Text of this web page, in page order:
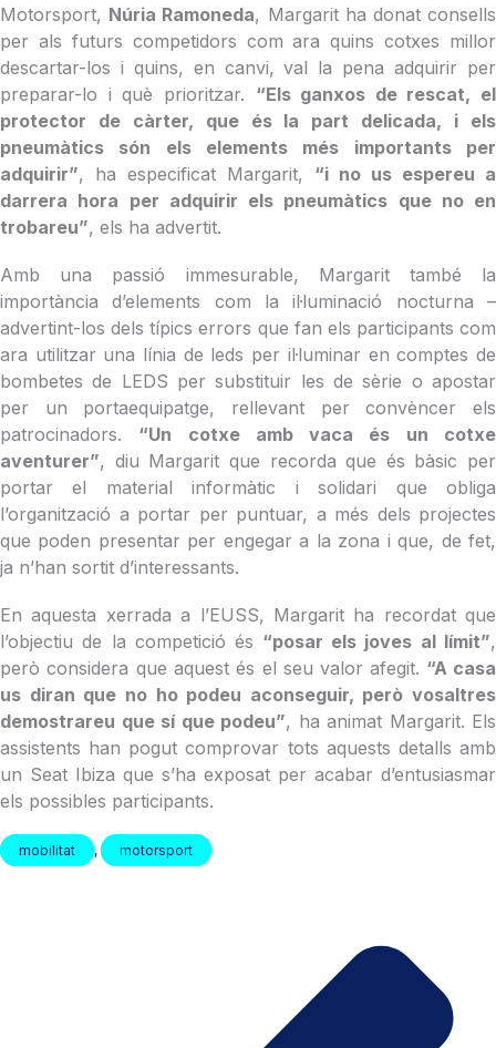
Motorsport, Núria Ramoneda, Margarit ha donat consells
per als futurs competidors com ara quins cotxes millor
descartar-los i quins, en canvi, val la pena adquirir per
preparar-lo i què prioritzar. “Els ganxos de rescat, el
protector de càrter, que és la part delicada, i els
pneumàtics són els elements més importants per
adquirir”, ha especificat Margarit,
“i no us espereu a
darrera hora per adquirir els pneumàtics que no en
trobareu”, els ha advertit.
Amb una passió immesurable, Margarit també la
importància d’elements com la il·luminació nocturna –
advertint-los dels típics errors que fan els participants com
ara utilitzar una línia de leds per il·luminar en comptes de
bombetes de LEDS per substituir les de sèrie o apostar
per un portaequipatge, rellevant per convèncer els
patrocinadors. “Un cotxe amb vaca és un cotxe
aventurer”, diu Margarit que recorda que és bàsic per
portar el material informàtic i solidari que obliga
l’organització a portar per puntuar, a més dels projectes
que poden presentar per engegar a la zona i que, de fet,
ja n’han sortit d’interessants.
En aquesta xerrada a l’EUSS, Margarit ha recordat que
l’objectiu de la competició és “posar els joves al límit”,
però considera que aquest és el seu valor afegit. “A casa
us diran que no ho podeu aconseguir, però vosaltres
demostrareu que sí que podeu”, ha animat Margarit. Els
assistents han pogut comprovar tots aquests detalls amb
un Seat Ibiza que s’ha exposat per acabar d’entusiasmar
els possibles participants.
mobilitat , motorsport